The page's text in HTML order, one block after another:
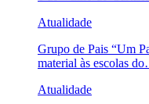
Atualidade
Grupo de Pais “Um
material às escolas
Atualidade